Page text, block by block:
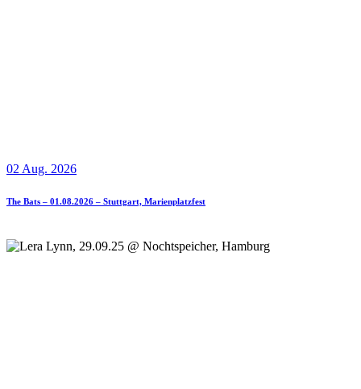
02 Aug. 2026
The Bats – 01.08.2026 – Stuttgart, Marienplatzfest